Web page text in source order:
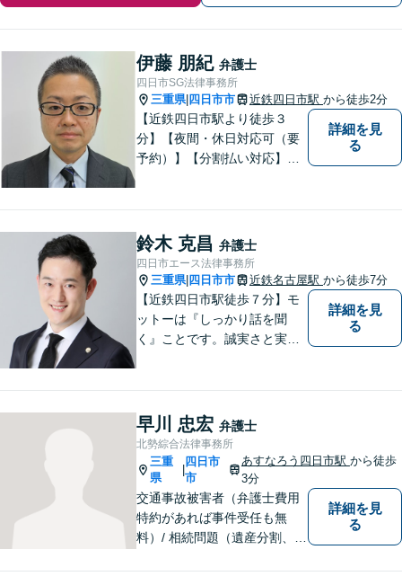
伊藤 朋紀 弁護士
四日市SG法律事務所
三重県| 四日市市 近鉄四日市駅 から徒歩2分
【近鉄四日市駅より徒歩３
分】【夜間・休日対応可（要
予約）】【分割払い対応】
して、一緒に解決方法を考え
る手助けをさせていただけれ
ばと思いますので、お気軽に
ご相談ください。
詳細を見
る
鈴木 克昌 弁護士
四日市エース法律事務所
三重県| 四日市市 近鉄名古屋駅 から徒歩7分
【近鉄四日市駅徒歩７分】モ
ットーは『しっかり話を聞
く』ことです。誠実さと実直
（使用者側）／交通事故／相
続問題など、幅広く対応。お
気軽にご相談ください。
詳細を見
る
早川 忠宏 弁護士
北勢綜合法律事務所
三重
県
四日市
市
あすなろう四日市駅 から徒歩
3分
交通事故被害者（弁護士費用
特約があれば事件受任も無
料）/ 相続問題（遺産分割、遺
さい。
詳細を見
る